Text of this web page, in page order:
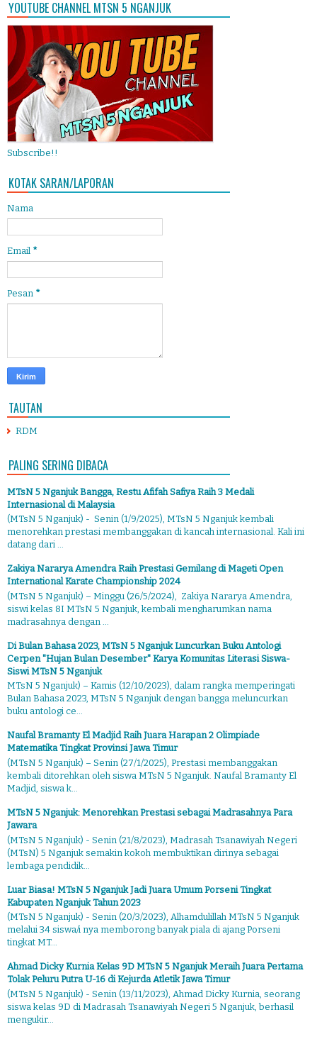
YOUTUBE CHANNEL MTSN 5 NGANJUK
Subscribe!!
KOTAK SARAN/LAPORAN
Nama
Email *
Pesan *
TAUTAN
RDM
PALING SERING DIBACA
MTsN 5 Nganjuk Bangga, Restu Afifah Safiya Raih 3 Medali
Internasional di Malaysia
(MTsN 5 Nganjuk) - Senin (1/9/2025), MTsN 5 Nganjuk kembali
menorehkan prestasi membanggakan di kancah internasional. Kali ini
datang dari ...
Zakiya Nararya Amendra Raih Prestasi Gemilang di Mageti Open
International Karate Championship 2024
(MTsN 5 Nganjuk) – Minggu (26/5/2024), Zakiya Nararya Amendra,
siswi kelas 8I MTsN 5 Nganjuk, kembali mengharumkan nama
madrasahnya dengan ...
Di Bulan Bahasa 2023, MTsN 5 Nganjuk Luncurkan Buku Antologi
Cerpen "Hujan Bulan Desember" Karya Komunitas Literasi Siswa-
Siswi MTsN 5 Nganjuk
MTsN 5 Nganjuk) – Kamis (12/10/2023), dalam rangka memperingati
Bulan Bahasa 2023, MTsN 5 Nganjuk dengan bangga meluncurkan
buku antologi ce...
Naufal Bramanty El Madjid Raih Juara Harapan 2 Olimpiade
Matematika Tingkat Provinsi Jawa Timur
(MTsN 5 Nganjuk) – Senin (27/1/2025), Prestasi membanggakan
kembali ditorehkan oleh siswa MTsN 5 Nganjuk. Naufal Bramanty El
Madjid, siswa k...
MTsN 5 Nganjuk: Menorehkan Prestasi sebagai Madrasahnya Para
Jawara
(MTsN 5 Nganjuk) - Senin (21/8/2023), Madrasah Tsanawiyah Negeri
(MTsN) 5 Nganjuk semakin kokoh membuktikan dirinya sebagai
lembaga pendidik...
Luar Biasa! MTsN 5 Nganjuk Jadi Juara Umum Porseni Tingkat
Kabupaten Nganjuk Tahun 2023
(MTsN 5 Nganjuk) - Senin (20/3/2023), Alhamdulillah MTsN 5 Nganjuk
melalui 34 siswa/i nya memborong banyak piala di ajang Porseni
tingkat MT...
Ahmad Dicky Kurnia Kelas 9D MTsN 5 Nganjuk Meraih Juara Pertama
Tolak Peluru Putra U-16 di Kejurda Atletik Jawa Timur
(MTsN 5 Nganjuk) - Senin (13/11/2023), Ahmad Dicky Kurnia, seorang
siswa kelas 9D di Madrasah Tsanawiyah Negeri 5 Nganjuk, berhasil
mengukir...